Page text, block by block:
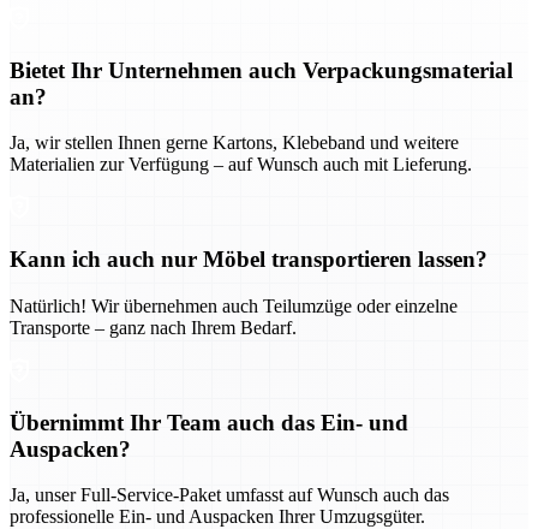
Bietet Ihr Unternehmen auch Verpackungsmaterial
an?
Ja, wir stellen Ihnen gerne Kartons, Klebeband und weitere
Materialien zur Verfügung – auf Wunsch auch mit Lieferung.
Kann ich auch nur Möbel transportieren lassen?
Natürlich! Wir übernehmen auch Teilumzüge oder einzelne
Transporte – ganz nach Ihrem Bedarf.
Übernimmt Ihr Team auch das Ein- und
Auspacken?
Ja, unser Full-Service-Paket umfasst auf Wunsch auch das
professionelle Ein- und Auspacken Ihrer Umzugsgüter.